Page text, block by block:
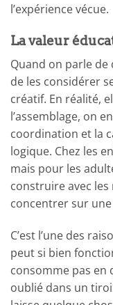
l’expérience vécue.
La valeur
Quand on parle
de les considérer
créatif. En réalité,
l’assemblage, on
coordination et la
logique. Chez les
mais pour les
construire avec
concentrer sur
C’est l’une des
peut si bien
consomme pas en
oublié dans un